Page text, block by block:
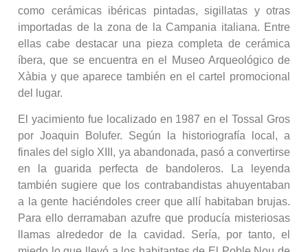
como cerámicas ibéricas pintadas, sigillatas y otras
importadas de la zona de la Campania italiana. Entre
ellas cabe destacar una pieza completa de cerámica
íbera, que se encuentra en el Museo Arqueológico de
Xàbia y que aparece también en el cartel promocional
del lugar.
El yacimiento fue localizado en 1987 en el Tossal Gros
por Joaquin Bolufer. Según la historiografía local, a
finales del siglo XIII, ya abandonada, pasó a convertirse
en la guarida perfecta de bandoleros. La leyenda
también sugiere que los contrabandistas ahuyentaban
a la gente haciéndoles creer que allí habitaban brujas.
Para ello derramaban azufre que producía misteriosas
llamas alrededor de la cavidad. Sería, por tanto, el